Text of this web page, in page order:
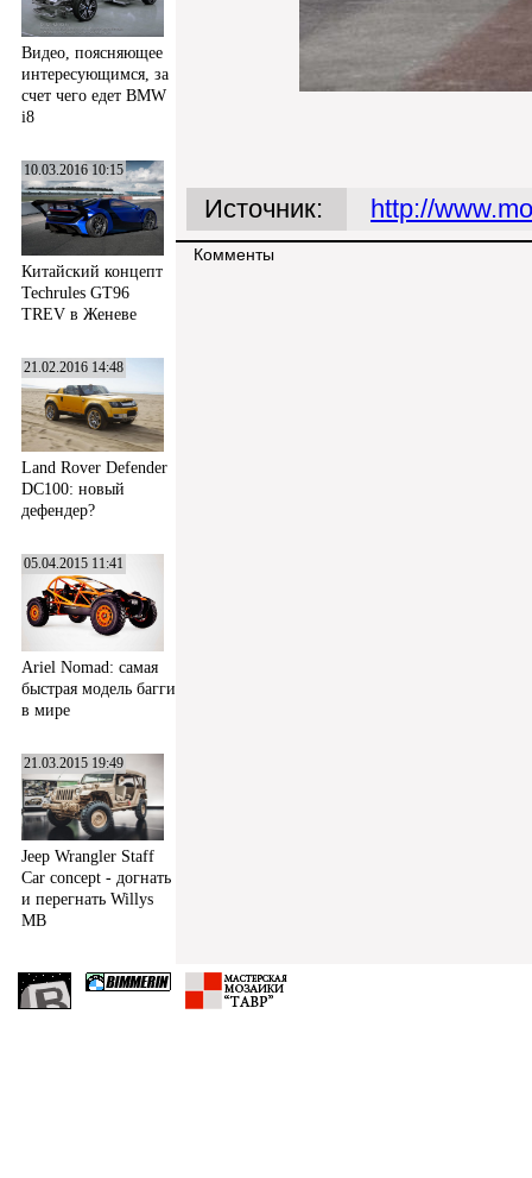
Видео, поясняющее
интересующимся, за
счет чего едет BMW
i8
10.03.2016 10:15
Китайский концепт
Techrules GT96
TREV в Женеве
21.02.2016 14:48
Land Rover Defender
DC100: новый
дефендер?
05.04.2015 11:41
Ariel Nomad: самая
быстрая модель багги
в мире
21.03.2015 19:49
Jeep Wrangler Staff
Car concept - догнать
и перегнать Willys
MB
Источник: http://
Комменты